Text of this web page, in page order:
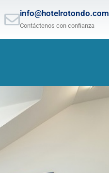
info@hotelrotondo.com
Contáctenos con confianza